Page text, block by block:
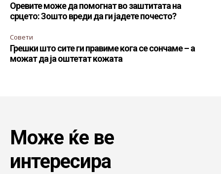
Оревите може да помогнат во заштитата на
срцето: Зошто вреди да ги јадете почесто?
Совети
Грешки што сите ги правиме кога се сончаме – а
можат да ја оштетат кожата
Може ќе ве
интересира